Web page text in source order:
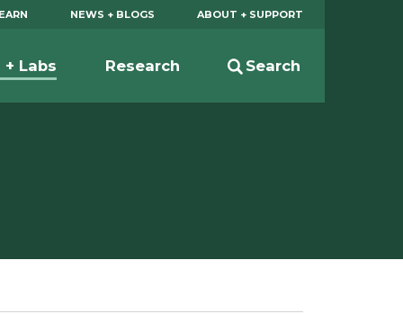
NEWS + BLOGS ABOUT + SUPPORT
Search
Labs Research